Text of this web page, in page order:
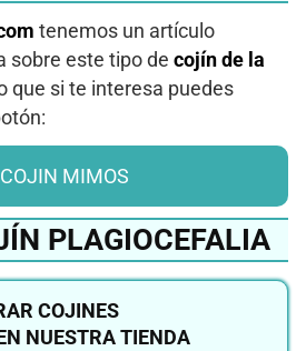
tenemos un artículo
sobre este tipo de cojín de la
que si te interesa puedes
MIMOS
PLAGIOCEFALIA
COJINES
NUESTRA TIENDA